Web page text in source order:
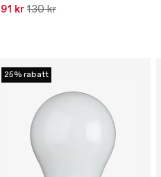
91 kr 130 kr
25% rabatt